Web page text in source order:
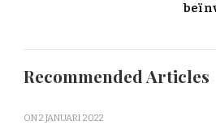
Recommended Articles
ON2 JANUARI 2022